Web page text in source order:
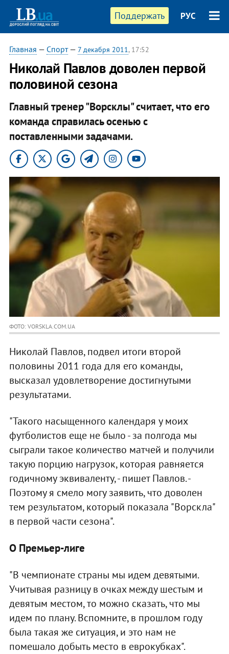
Поддержать РУС
Главная — Спорт— 7 декабря 2011, 17:52
Николай Павлов доволен первой
половиной сезона
Главный тренер "Ворсклы" считает, что его
команда справилась осенью с
поставленными задачами.
ФОТО: VORSKLA.COM.UA
Николай Павлов, подвел итоги второй
половины 2011 года для его команды,
высказал удовлетворение достигнутыми
результатами.
"Такого насыщенного календаря у моих
футболистов еще не было - за полгода мы
сыграли такое количество матчей и получили
такую порцию нагрузок, которая равняется
годичному эквиваленту, - пишет Павлов. -
Поэтому я смело могу заявить, что доволен
тем результатом, который показала "Ворскла"
в первой части сезона".
О Премьер-лиге
"В чемпионате страны мы идем девятыми.
Учитывая разницу в очках между шестым и
девятым местом, то можно сказать, что мы
идем по плану. Вспомните, в прошлом году
была такая же ситуация, и это нам не
помешало добыть место в еврокубках".